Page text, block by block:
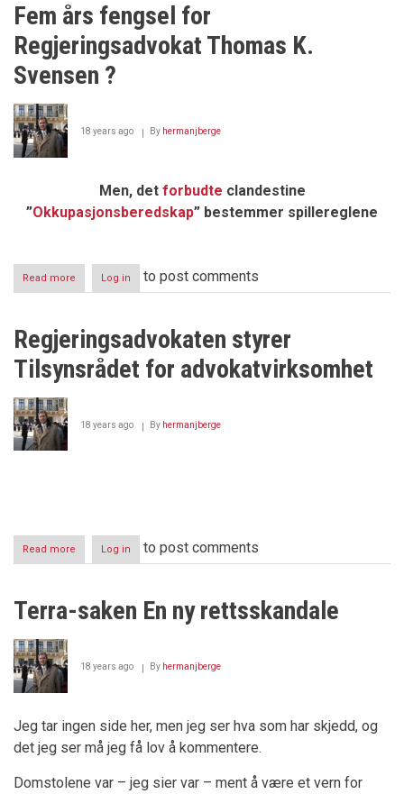
for
Einar
Dørum?
Fem års fengsel for
Regjeringsadvokat Thomas K.
Svensen ?
18 years ago By hermanjberge
Men, det forbudte clandestine
”Okkupasjonsberedskap” bestemmer spillereglene
Read more about
Fem
for
Regjeringsadvokat
Thomas
Log in to post comments
Regjeringsadvokaten styrer
Tilsynsrådet for advokatvirksomhet
18 years ago By hermanjberge
Read more
Regjeringsadvokaten
for
Log in to post comments
Terra-saken En ny rettsskandale
18 years ago By hermanjberge
Jeg tar ingen side her, men jeg ser hva som har skjedd, og
det jeg ser må jeg få lov å kommentere.
Domstolene var – jeg sier var – ment å være et vern for